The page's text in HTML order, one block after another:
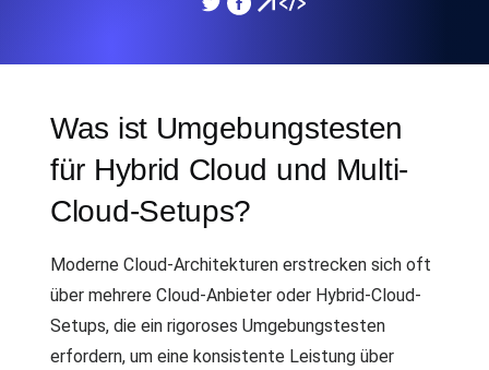
Was ist Umgebungstesten
für Hybrid Cloud und Multi-
Cloud-Setups?
Moderne Cloud-Architekturen erstrecken sich oft
über mehrere Cloud-Anbieter oder Hybrid-Cloud-
Setups, die ein rigoroses Umgebungstesten
erfordern, um eine konsistente Leistung über